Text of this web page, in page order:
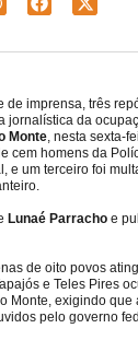
imprensa, três
jornalística da
Monte , nesta sexta-
cem homens da
e um terceiro foi
Lunaé Parracho e
de oito povos
e Teles Pires
Monte, exigindo que
pelo governo